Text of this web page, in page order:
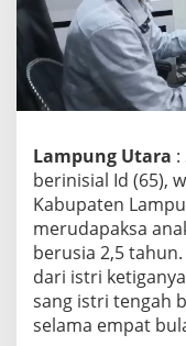
u
r
a
T
e
a
R
d
a
p
a
k
s
a
Lampung Utara
berinisial Id (65),
Kabupaten
merudapaksa
berusia 2,5
dari istri
sang istri tengah
selama empat